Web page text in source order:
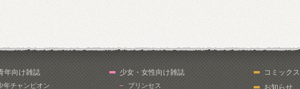
年向け雑誌
年チャンピオン
少女・女性向け雑誌
プリンセス
コミックス
お知らせ